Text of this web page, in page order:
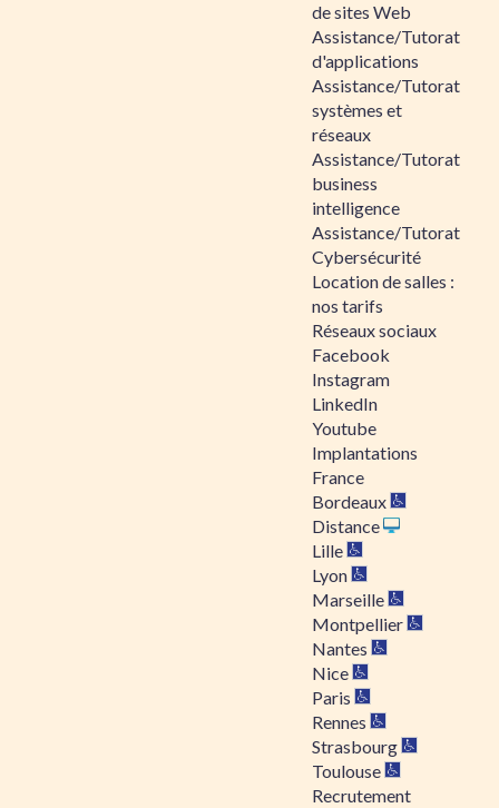
de sites Web
Assistance/Tutorat
d'applications
Assistance/Tutorat
systèmes et
réseaux
Assistance/Tutorat
business
intelligence
Assistance/Tutorat
Cybersécurité
Location de salles :
nos tarifs
Réseaux sociaux
Facebook
Instagram
LinkedIn
Youtube
Implantations
France
Bordeaux
Distance
Lille
Lyon
Marseille
Montpellier
Nantes
Nice
Paris
Rennes
Strasbourg
Toulouse
Recrutement